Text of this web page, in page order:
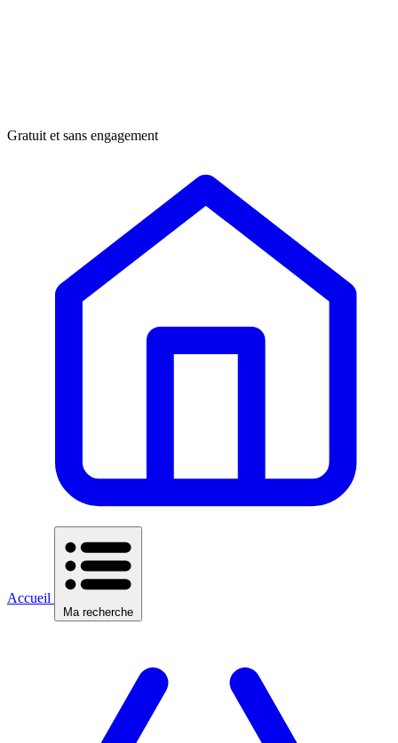
Gratuit et sans engagement
Accueil
Ma recherche